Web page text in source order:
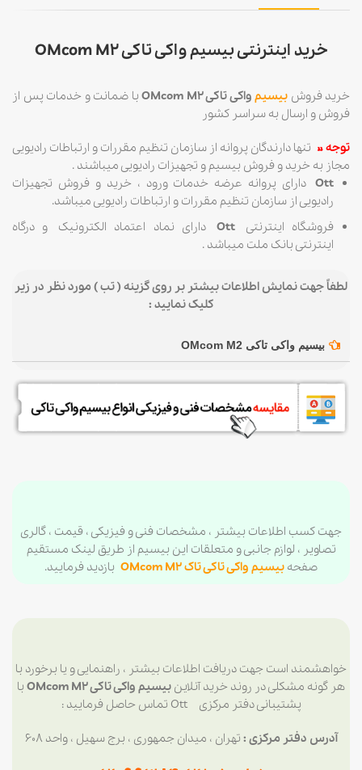
خرید اینترنتی بیسیم واکی تاکی OMcom M2
خرید فروش بیسیم واکی تاکی OMcom M2
با ضمانت و خدمات پس از
فروش و ارسال به سراسر کشور
توجه » تنها دارندگان پروانه از سازمان تنظیم مقررات و ارتباطات رادیویی
مجاز به خرید و فروش بیسیم و تجهیزات رادیویی میباشند .
Ott دارای پروانه عرضه خدمات ورود ، خرید و فروش تجهیزات
رادیویی از سازمان تنظیم مقررات و ارتباطات رادیویی میباشد.
فروشگاه اینترنتیOtt
دارای نماد اعتماد الکترونیک و درگاه
اینترنتی بانک ملت میباشد .
لطفاً جهت نمایش اطلاعات بیشتر بر روی گزینه ( تب ) مورد نظر در زیر
کلیک نمایید :
بیسیم واکی تاکی OMcom M2
جهت کسب اطلاعات بیشتر ، مشخصات فنی و فیزیکی ، قیمت ، گالری
تصاویر ، لوازم جانبی و متعلقات این بیسیم از طریق لینک مستقیم
صفحه بیسیم واکی تاکی تاک OMcom M2 بازدید فرمایید.
خواهشمند است جهت دریافت اطلاعات بیشتر ، راهنمایی و یا برخورد با
هر گونه مشکلی در روند خرید آنلاین بیسیم واکی تاکی OMcom M2
با
پشتیبانی دفتر مرکزی Ott تماس حاصل فرمایید :
آدرس دفتر مرکزی : تهران ، میدان جمهوری ، برج سهیل ، واحد ۶۰۸